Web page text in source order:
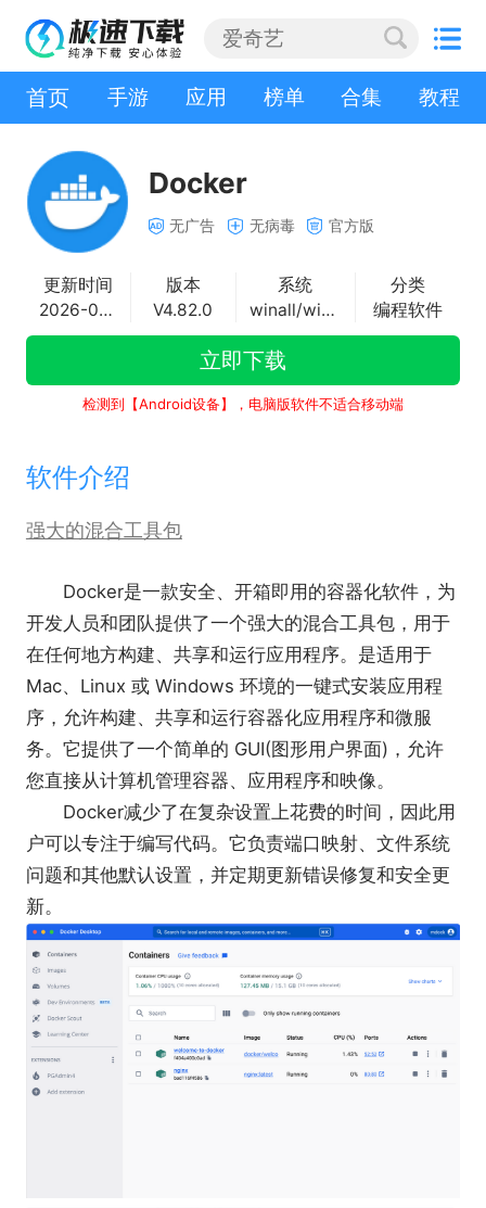
首页 手游 应用 榜单 合集 教程
Docker
无广告 无病毒 官方版
更新时间
2026-07-20
版本
V4.82.0
系统
winall/win7/win10/win11
分类
编程软件
立即下载
检测到【Android设备】，电脑版软件不适合移动端
软件介绍
强大的混合工具包
Docker是一款安全、开箱即用的容器化软件，为
开发人员和团队提供了一个强大的混合工具包，用于
在任何地方构建、共享和运行应用程序。是适用于
Mac、Linux 或 Windows 环境的一键式安装应用程
序，允许构建、共享和运行容器化应用程序和微服
务。它提供了一个简单的 GUI(图形用户界面)，允许
您直接从计算机管理容器、应用程序和映像。
Docker减少了在复杂设置上花费的时间，因此用
户可以专注于编写代码。它负责端口映射、文件系统
问题和其他默认设置，并定期更新错误修复和安全更
新。